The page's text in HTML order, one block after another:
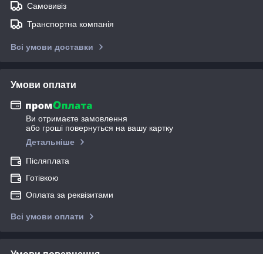
Самовивіз
Транспортна компанія
Всі умови доставки
Умови оплати
Ви отримаєте замовлення
або гроші повернуться на вашу картку
Детальніше
Післяплата
Готівкою
Оплата за реквізитами
Всі умови оплати